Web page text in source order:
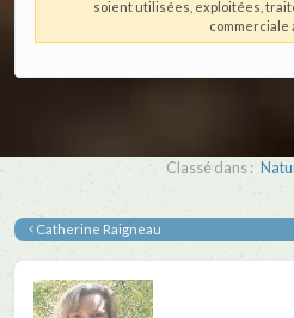
soient utilisées, exploitées,
commerciale
Classé dans :
Catherine Raigneau